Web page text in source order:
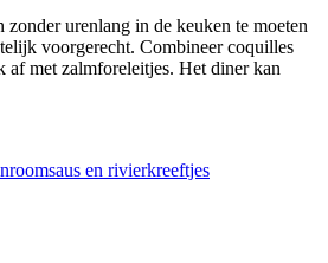
zonder urenlang in de keuken te moeten
voorgerecht. Combineer coquilles
af met zalmforeleitjes. Het diner kan